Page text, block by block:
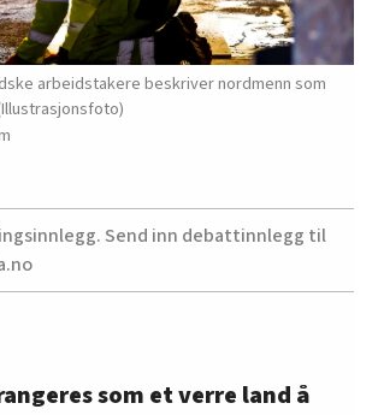
arbeidstakere beskriver nordmenn som
Send inn debattinnlegg til
som et verre land å